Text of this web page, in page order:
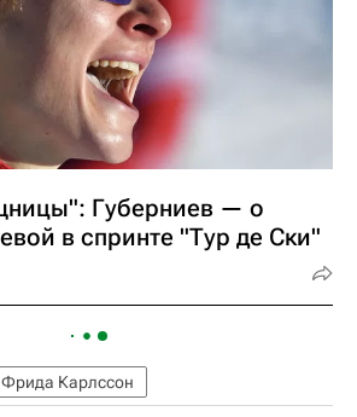
Губерниев — о
в спринте "Тур де Ски"
Фрида Карлссон